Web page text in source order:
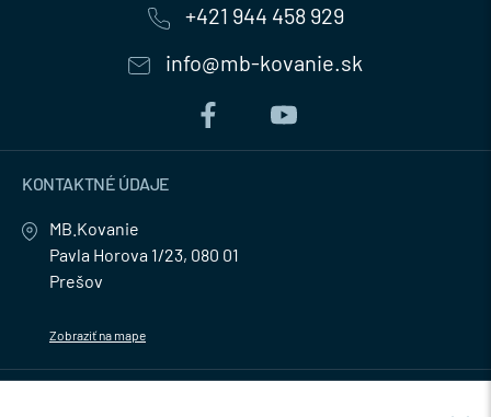
+421 944 458 929
info@mb-kovanie.sk
KONTAKTNÉ ÚDAJE
MB.Kovanie
Pavla Horova 1/23, 080 01
Prešov
Zobraziť na mape